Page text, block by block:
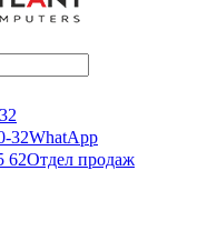
32WhatApp
62Отдел продаж